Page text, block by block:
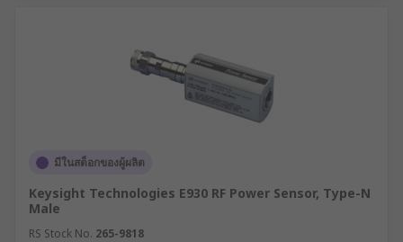
มีในสต็อกของผู้ผลิต
Keysight Technologies E930 RF Power Sensor, Type-N
Male
RS Stock No. 265-9818